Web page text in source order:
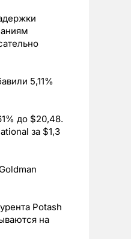
5,11%
до $20,48.
за $1,3
Potash
на